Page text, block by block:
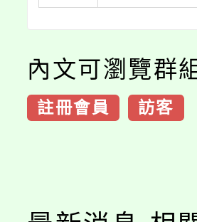
內文可瀏覽群
註冊會員 訪客